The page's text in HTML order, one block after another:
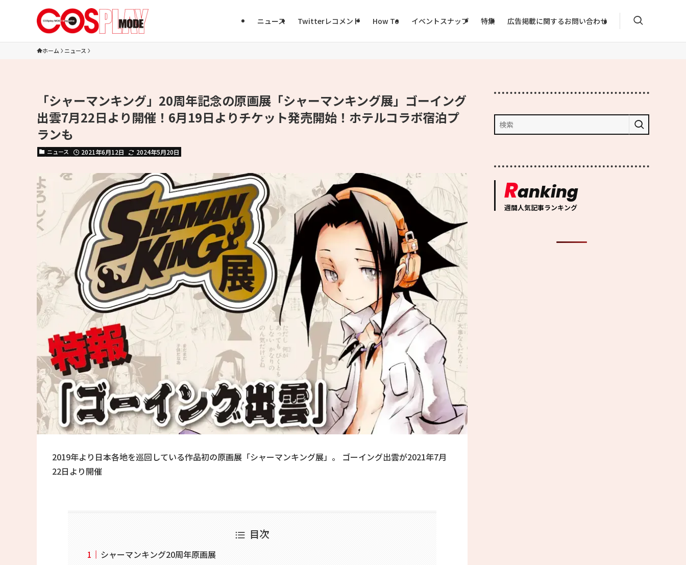
ニュース Twitterレコメンド How To イベントスナップ 特集 広告掲載に関するお問い合わせ
ホーム ニュース
「シャーマンキング」20周年記念の原画展「シャーマンキング展」ゴーイング
出雲7月22日より開催！6月19日よりチケット発売開始！ホテルコラボ宿泊プ
ランも
ニュース 2021年6月12日 2024年5月20日
2019年より日本各地を巡回している作品初の原画展「シャーマンキング展」。 ゴーイング出雲が2021年7月
22日より開催
目次
シャーマンキング20周年原画展
Ranking
週間人気記事ランキング